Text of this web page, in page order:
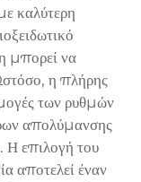
καλύτερη
μπορεί να
η πλήρης
των ρυθμών
απολύμανσης
Η επιλογή του
αποτελεί έναν